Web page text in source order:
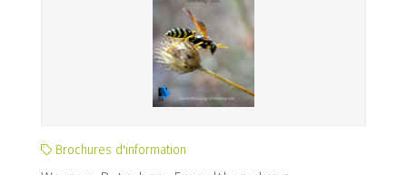
Brochures d'information